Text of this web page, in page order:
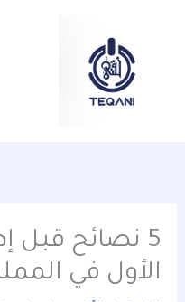
المحتوى
5 نصائح قبل
الأول في